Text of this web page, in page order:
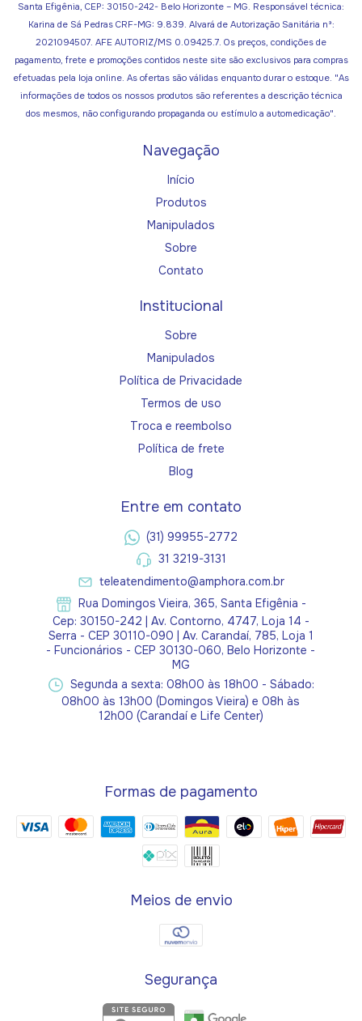
Santa Efigênia, CEP: 30150-242- Belo Horizonte – MG. Responsável técnica:
Karina de Sá Pedras CRF-MG: 9.839. Alvará de Autorização Sanitária nº:
2021094507. AFE AUTORIZ/MS 0.09425.7. Os preços, condições de
pagamento, frete e promoções contidos neste site são exclusivos para compras
efetuadas pela loja online. As ofertas são válidas enquanto durar o estoque. "As
informações de todos os nossos produtos são referentes a descrição técnica
dos mesmos, não configurando propaganda ou estímulo a automedicação".
Navegação
Início
Produtos
Manipulados
Sobre
Contato
Institucional
Sobre
Manipulados
Política de Privacidade
Termos de uso
Troca e reembolso
Política de frete
Blog
Entre em contato
(31) 99955-2772
31 3219-3131
teleatendimento@amphora.com.br
Rua Domingos Vieira, 365, Santa Efigênia -
Cep: 30150-242 | Av. Contorno, 4747, Loja 14 -
Serra - CEP 30110-090 | Av. Carandaí, 785, Loja 1
- Funcionários - CEP 30130-060, Belo Horizonte -
MG
Segunda a sexta: 08h00 às 18h00 - Sábado:
08h00 às 13h00 (Domingos Vieira) e 08h às
12h00 (Carandaí e Life Center)
Formas de pagamento
Meios de envio
Segurança